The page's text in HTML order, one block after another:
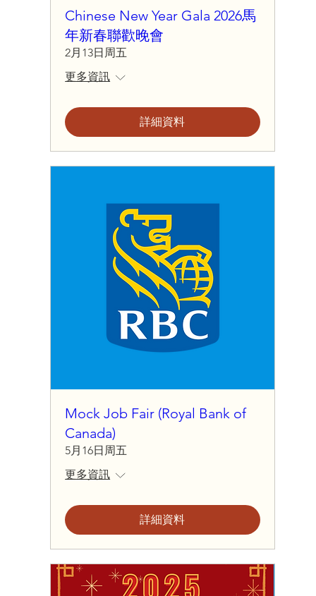
Chinese New Year Gala 2026馬
年新春聯歡晚會
2月13日周五
更多資訊
詳細資料
Mock Job Fair (Royal Bank of
Canada)
5月16日周五
更多資訊
詳細資料